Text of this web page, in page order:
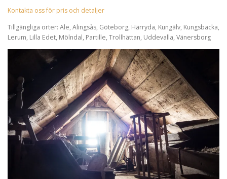
Kontakta oss för pris och detaljer
Tillgängliga orter: Ale, Alingsås, Göteborg, Härryda, Kungälv, Kungsbacka,
Lerum, Lilla Edet, Mölndal, Partille, Trollhättan, Uddevalla, Vänersborg